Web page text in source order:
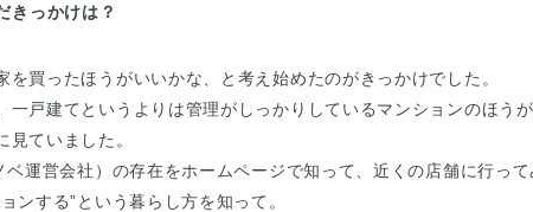
きっかけは？
買ったほうがいいかな、と考え始めたのがきっかけでした。
一戸建てというよりは管理がしっかりしているマンションのほう
ていました。
運営会社）の存在をホームページで知って、近くの店舗に行って
ンする”という暮らし方を知って。